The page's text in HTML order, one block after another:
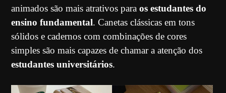
animados são mais atrativos paraos estudantes do
ensino fundamental. Canetas clássicas em tons
sólidos e cadernos com combinações de cores
simples são mais capazes de chamar a atenção dos
estudantes universitários.